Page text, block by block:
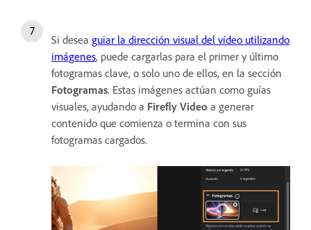
Si desea guiar la dirección visual del vídeo utilizando
imágenes, puede cargarlas para el primer y último
fotogramas clave, o solo uno de ellos, en la sección
Fotogramas. Estas imágenes actúan como guías
visuales, ayudando a Firefly Video a generar
contenido que comienza o termina con sus
fotogramas cargados.